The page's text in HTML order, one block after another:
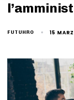
FUTUHRO 15